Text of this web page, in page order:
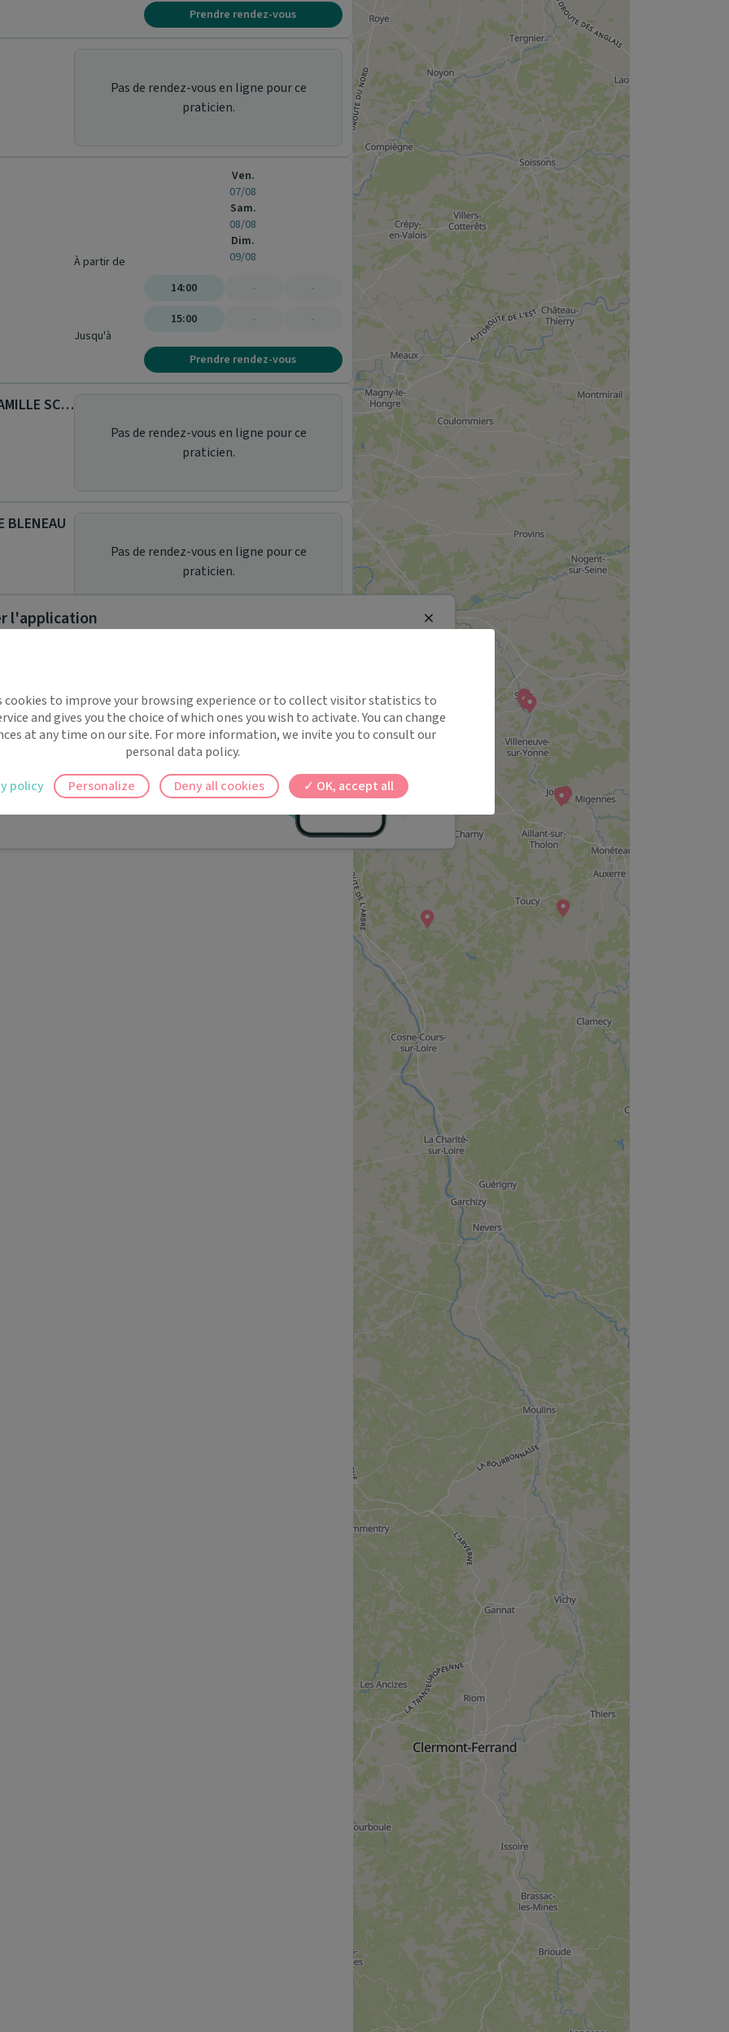
Prendre rendez-vous
Pas de rendez-vous en ligne pour ce
praticien.
À partir de
Jusqu'à
Ven.
07/08
Sam.
08/08
Dim.
09/08
14:00
15:00
-
-
-
-
Prendre rendez-vous
CABINET DE KINESITHERAPIE CAMILLE SCHMIT
Pas de rendez-vous en ligne pour ce
praticien.
BLENEAU
Pas de rendez-vous en ligne pour ce
praticien.
Résultats suivants
l'application
!
rappels automatiques pour ne plus rien
Close
cookies to improve your browsing experience or to collect visitor statistics to
and gives you the choice of which ones you wish to activate. You can change
at any time on our site. For more information, we invite you to consult our
personal data policy.
OK, accept all
Deny all cookies
Personalize
policy